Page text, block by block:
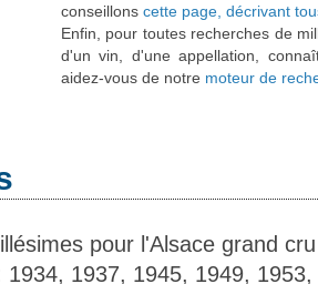
conseillons cette page, décrivant
Enfin, pour toutes recherches de
d'un vin, d'une appellation,
aidez-vous de notre moteur de
pour l'Alsace grand
1934, 1937, 1945, 1949,